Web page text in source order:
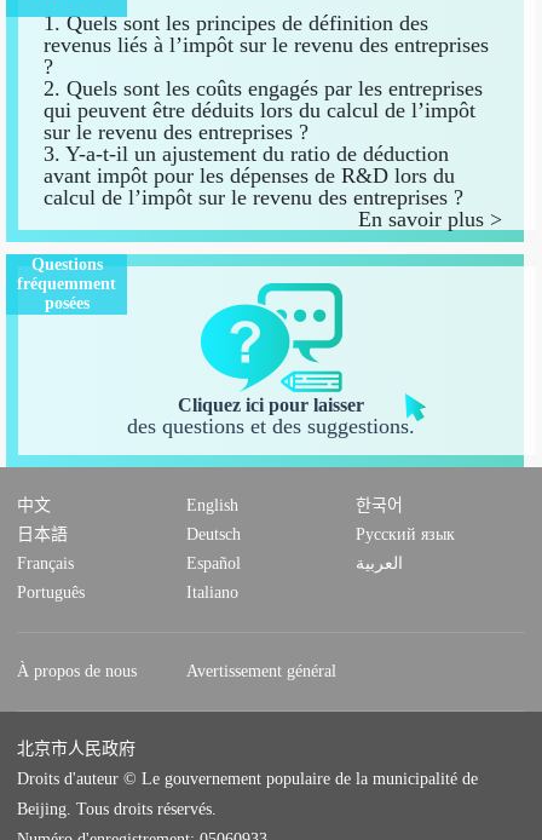
1. Quels sont les principes de définition des
revenus liés à l’impôt sur le revenu des entreprises
?
2. Quels sont les coûts engagés par les entreprises
qui peuvent être déduits lors du calcul de l’impôt
sur le revenu des entreprises ?
3. Y-a-t-il un ajustement du ratio de déduction
avant impôt pour les dépenses de R&D lors du
calcul de l’impôt sur le revenu des entreprises ?
En savoir plus >
Questions
fréquemment
posées
Cliquez ici pour laisser
des questions et des suggestions.
中文 English
한국어
日本語
Deutsch
Русский язык
Français
Español
العربية
Português
Italiano
À propos de nous Avertissement général
北京市人民政府
Droits d'auteur © Le gouvernement populaire de la municipalité de
Beijing. Tous droits réservés.